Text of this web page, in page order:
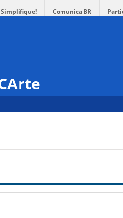
Simplifique! Comunica BR